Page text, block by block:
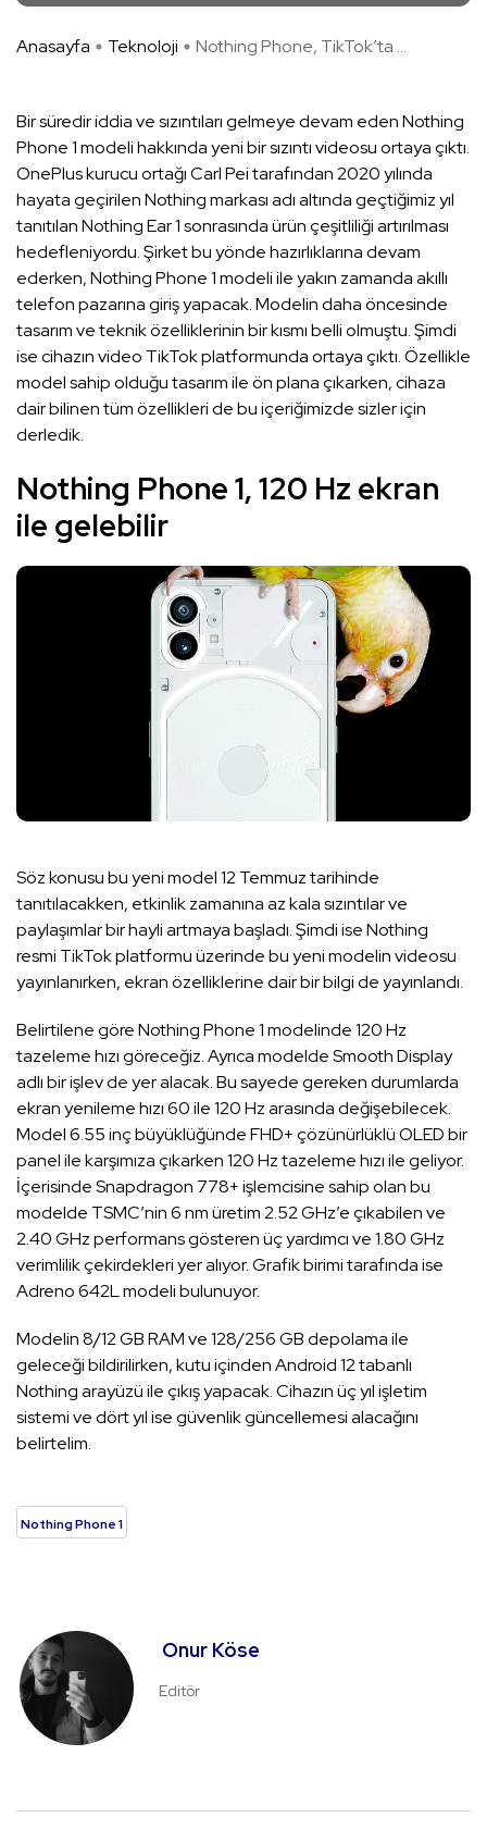
Anasayfa Teknoloji Nothing Phone, TikTok’ta ...
Bir süredir iddia ve sızıntıları gelmeye devam eden Nothing
Phone 1 modeli hakkında yeni bir sızıntı videosu ortaya çıktı.
OnePlus kurucu ortağı Carl Pei tarafından 2020 yılında
hayata geçirilen Nothing markası adı altında geçtiğimiz yıl
tanıtılan Nothing Ear 1 sonrasında ürün çeşitliliği artırılması
hedefleniyordu. Şirket bu yönde hazırlıklarına devam
ederken, Nothing Phone 1 modeli ile yakın zamanda akıllı
telefon pazarına giriş yapacak. Modelin daha öncesinde
tasarım ve teknik özelliklerinin bir kısmı belli olmuştu. Şimdi
ise cihazın video TikTok platformunda ortaya çıktı. Özellikle
model sahip olduğu tasarım ile ön plana çıkarken, cihaza
dair bilinen tüm özellikleri de bu içeriğimizde sizler için
derledik.
Nothing Phone 1, 120 Hz ekran
ile gelebilir
Söz konusu bu yeni model 12 Temmuz tarihinde
tanıtılacakken, etkinlik zamanına az kala sızıntılar ve
paylaşımlar bir hayli artmaya başladı. Şimdi ise Nothing
resmi TikTok platformu üzerinde bu yeni modelin videosu
yayınlanırken, ekran özelliklerine dair bir bilgi de yayınlandı.
Belirtilene göre Nothing Phone 1 modelinde 120 Hz
tazeleme hızı göreceğiz. Ayrıca modelde Smooth Display
adlı bir işlev de yer alacak. Bu sayede gereken durumlarda
ekran yenileme hızı 60 ile 120 Hz arasında değişebilecek.
Model 6.55 inç büyüklüğünde FHD+ çözünürlüklü OLED bir
panel ile karşımıza çıkarken 120 Hz tazeleme hızı ile geliyor.
İçerisinde Snapdragon 778+ işlemcisine sahip olan bu
modelde TSMC’nin 6 nm üretim 2.52 GHz’e çıkabilen ve
2.40 GHz performans gösteren üç yardımcı ve 1.80 GHz
verimlilik çekirdekleri yer alıyor. Grafik birimi tarafında ise
Adreno 642L modeli bulunuyor.
Modelin 8/12 GB RAM ve 128/256 GB depolama ile
geleceği bildirilirken, kutu içinden Android 12 tabanlı
Nothing arayüzü ile çıkış yapacak. Cihazın üç yıl işletim
sistemi ve dört yıl ise güvenlik güncellemesi alacağını
belirtelim.
Nothing Phone 1
Onur Köse
Editör